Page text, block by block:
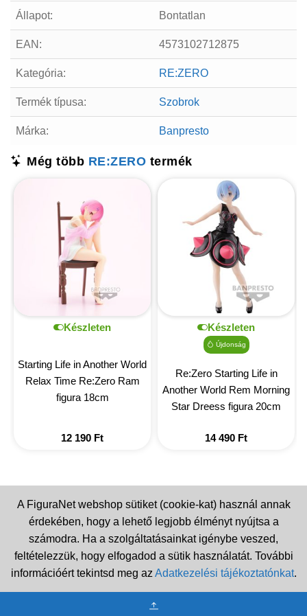
Állapot: Bontatlan
EAN: 4573102712875
Kategória: RE:ZERO
Termék típusa: Szobrok
Márka: Banpresto
Még több RE:ZERO termék
Készleten
Starting Life in Another World
Relax Time Re:Zero Ram
figura 18cm
12 190 Ft
Készleten
Újdonság
Re:Zero Starting Life in
Another World Rem Morning
Star Dreess figura 20cm
14 490 Ft
A FiguraNet webshop sütiket (cookie-kat) használ annak
érdekében, hogy a lehető legjobb élményt nyújtsa a
számodra. Ha a szolgáltatásainkat igénybe veszed,
feltételezzük, hogy elfogadod a sütik használatát. További
információért tekintsd meg az Adatkezelési tájékoztatónkat.